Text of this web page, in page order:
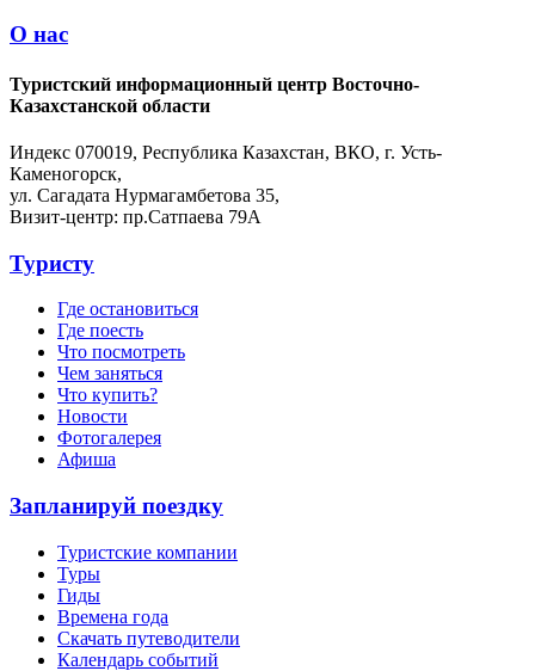
О нас
Туристский информационный центр Восточно-
Казахстанской области
Индекс 070019, Республика Казахстан, ВКО, г. Усть-
Каменогорск,
ул. Сагадата Нурмагамбетова 35,
Визит-центр: пр.Сатпаева 79А
Туристу
Где остановиться
Где поесть
Что посмотреть
Чем заняться
Что купить?
Новости
Фотогалерея
Афиша
Запланируй поездку
Туристские компании
Туры
Гиды
Времена года
Скачать путеводители
Календарь событий